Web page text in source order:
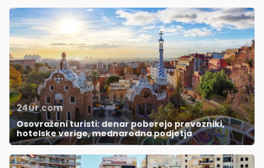
24ur.com
Osovraženi turisti: denar poberejo prevozniki,
hotelske verige, mednarodna podjetja